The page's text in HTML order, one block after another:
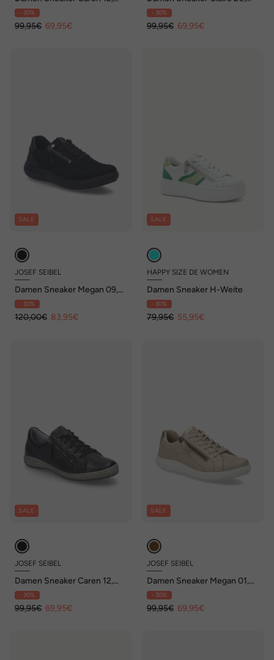
bordo
- 30%
99,95€ 69,95€
grau
- 30%
99,95€ 69,95€
SALE
JOSEF SEIBEL
Damen Sneaker Megan 09,
schwarz
- 30%
120,00€ 83,95€
SALE
HAPPY SIZE DE WOMEN
Damen Sneaker H-Weite
- 30%
79,95€ 55,95€
SALE
JOSEF SEIBEL
Damen Sneaker Caren 12,
schwarz
- 30%
99,95€ 69,95€
SALE
JOSEF SEIBEL
Damen Sneaker Megan 01,
ceramic
- 30%
99,95€ 69,95€